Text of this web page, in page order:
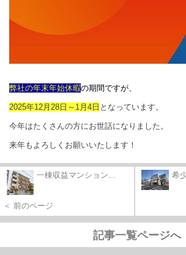
弊社の年末年始休暇の期間ですが、
2025年12月28日～1月4日 となっています。
今年はたくさんの方にお世話になりました。
来年もよろしくお願いいたします！
一棟収益マンション...
＜ 前のページ
希
記事一覧ページへ